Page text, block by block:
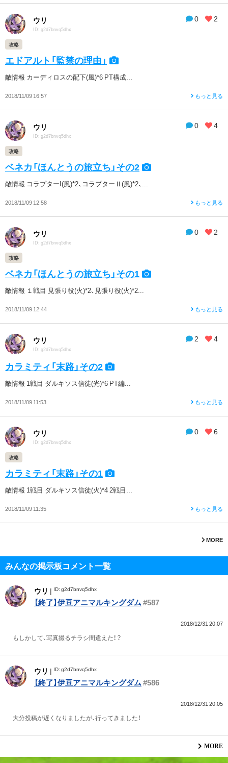
0 2
ウリ
ID: g2d7bnvq5dhx
攻略
エドアルト「監禁の理由」
敵情報 カーディロスの配下(風)*6 PT構成...
2018/11/09 16:57 もっと見る
0 4
ウリ
ID: g2d7bnvq5dhx
攻略
ベネカ「ほんとうの旅立ち」その2
敵情報 コラプターI(風)*2、コラプターⅡ(風)*2、...
2018/11/09 12:58 もっと見る
0 2
ウリ
ID: g2d7bnvq5dhx
攻略
ベネカ「ほんとうの旅立ち」その1
敵情報 １戦目 見張り役(火)*2、見張り役(火)*2...
2018/11/09 12:44 もっと見る
2 4
ウリ
ID: g2d7bnvq5dhx
カラミティ「末路」その2
敵情報 1戦目 ダルキソス信徒(光)*6 PT編...
2018/11/09 11:53 もっと見る
0 6
ウリ
ID: g2d7bnvq5dhx
攻略
カラミティ「末路」その1
敵情報 1戦目 ダルキソス信徒(火)*4 2戦目...
2018/11/09 11:35 もっと見る
MORE
みんなの掲示板コメント一覧
ウリ | ID: g2d7bnvq5dhx
【終了】伊豆アニマルキングダム#587
2018/12/31 20:07
もしかして、写真撮るチラシ間違えた！？
ウリ | ID: g2d7bnvq5dhx
【終了】伊豆アニマルキングダム#586
2018/12/31 20:05
大分投稿が遅くなりましたが、行ってきました！
MORE